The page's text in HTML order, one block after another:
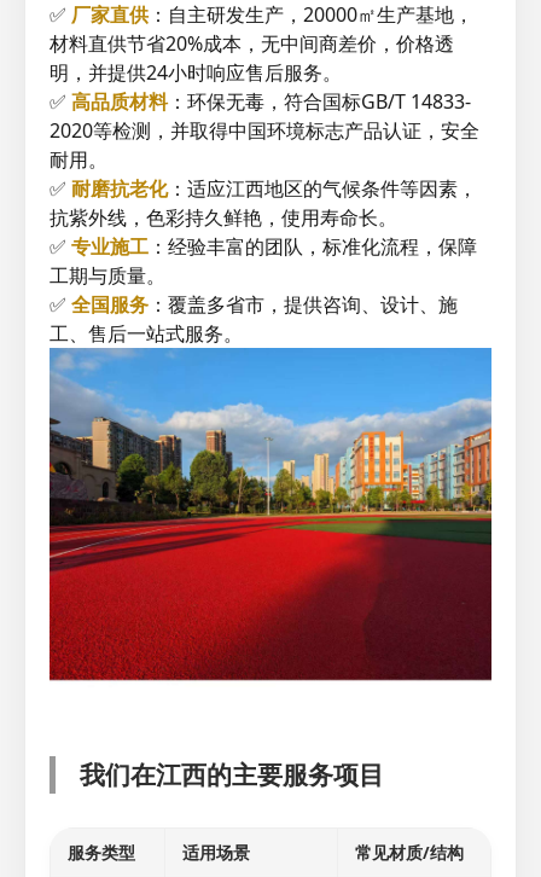
✅ 厂家直供：自主研发生产，20000㎡生产基地，
材料直供节省20%成本，无中间商差价，价格透
明，并提供24小时响应售后服务。
✅ 高品质材料：环保无毒，符合国标GB/T 14833-
2020等检测，并取得中国环境标志产品认证，安全
耐用。
✅ 耐磨抗老化：适应江西地区的气候条件等因素，
抗紫外线，色彩持久鲜艳，使用寿命长。
✅ 专业施工 ：经验丰富的团队，标准化流程，保障
工期与质量。
✅ 全国服务 ：覆盖多省市，提供咨询、设计、施
工、售后一站式服务。
我们在江西的主要服务项目
服务类型 适用场景 常见材质/结构